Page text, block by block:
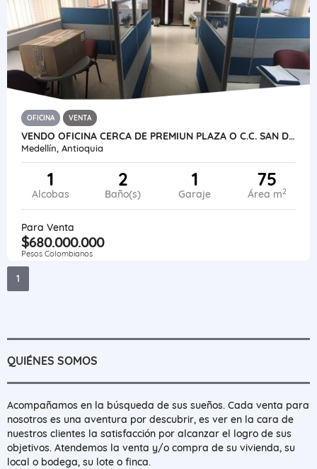
OFICINA VENTA
VENDO OFICINA CERCA DE PREMIUN PLAZA O C.C. SAN DIEGO
Medellín, Antioquia
1
Alcobas
2
Baño(s)
1
Garaje
75
Área m2
Para Venta
$680.000.000
Pesos Colombianos
1
QUIÉNES SOMOS
Acompañamos en la búsqueda de sus sueños. Cada venta para
nosotros es una aventura por descubrir, es ver en la cara de
nuestros clientes la satisfacción por alcanzar el logro de sus
objetivos. Atendemos la venta y/o compra de su vivienda, su
local o bodega, su lote o finca.